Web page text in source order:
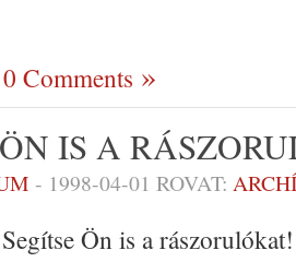
0 Comments
IS A
- 1998-04-01 ROVAT:
Segítse Ön is a rászorulókat!